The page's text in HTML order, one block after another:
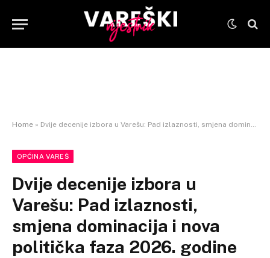
Home » Dvije decenije izbora u Varešu: Pad izlaznosti, smjena dominacija i nova politička faza 2026. godine
OPĆINA VAREŠ
Dvije decenije izbora u
Varešu: Pad izlaznosti,
smjena dominacija i nova
politička faza 2026. godine